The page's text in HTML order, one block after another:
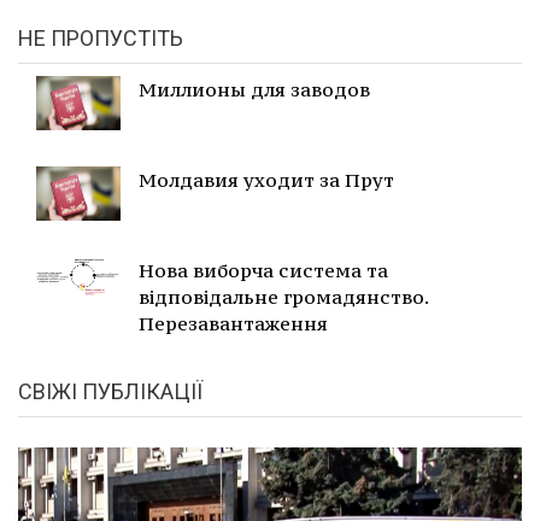
НЕ ПРОПУСТІТЬ
Миллионы для заводов
Молдавия уходит за Прут
Нова виборча система та
відповідальне громадянство.
Перезавантаження
СВІЖІ ПУБЛІКАЦІЇ